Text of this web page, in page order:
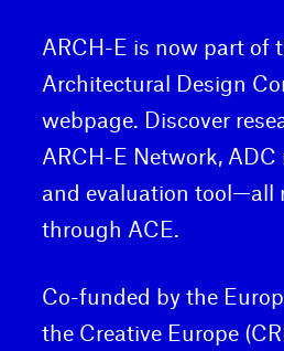
ARCH-E is now part of
Architectural Design
webpage. Discover
ARCH-E Network, ADC
and evaluation tool—all
through ACE.
Co-funded by the
the Creative Europe